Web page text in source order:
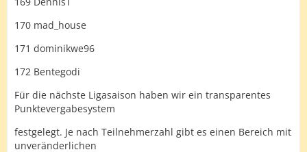
170 mad_house
171 dominikwe96
172 Bentegodi
Für die nächste Ligasaison haben wir ein transparentes
Punktevergabesystem
festgelegt. Je nach Teilnehmerzahl gibt es einen Bereich mit
unveränderlichen